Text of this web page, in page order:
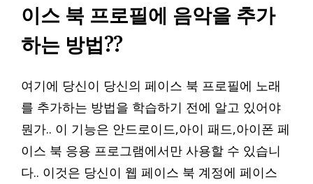
이스 북 프로필에 음악을 추가
하는 방법??
여기에 당신이 당신의 페이스 북 프로필에 노래
를 추가하는 방법을 학습하기 전에 알고 있어야
뭔가.. 이 기능은 안드로이드,아이 패드,아이폰 페
이스 북 응용 프로그램에서만 사용할 수 있습니
다.. 이것은 당신이 웹 페이스 북 계정에 페이스